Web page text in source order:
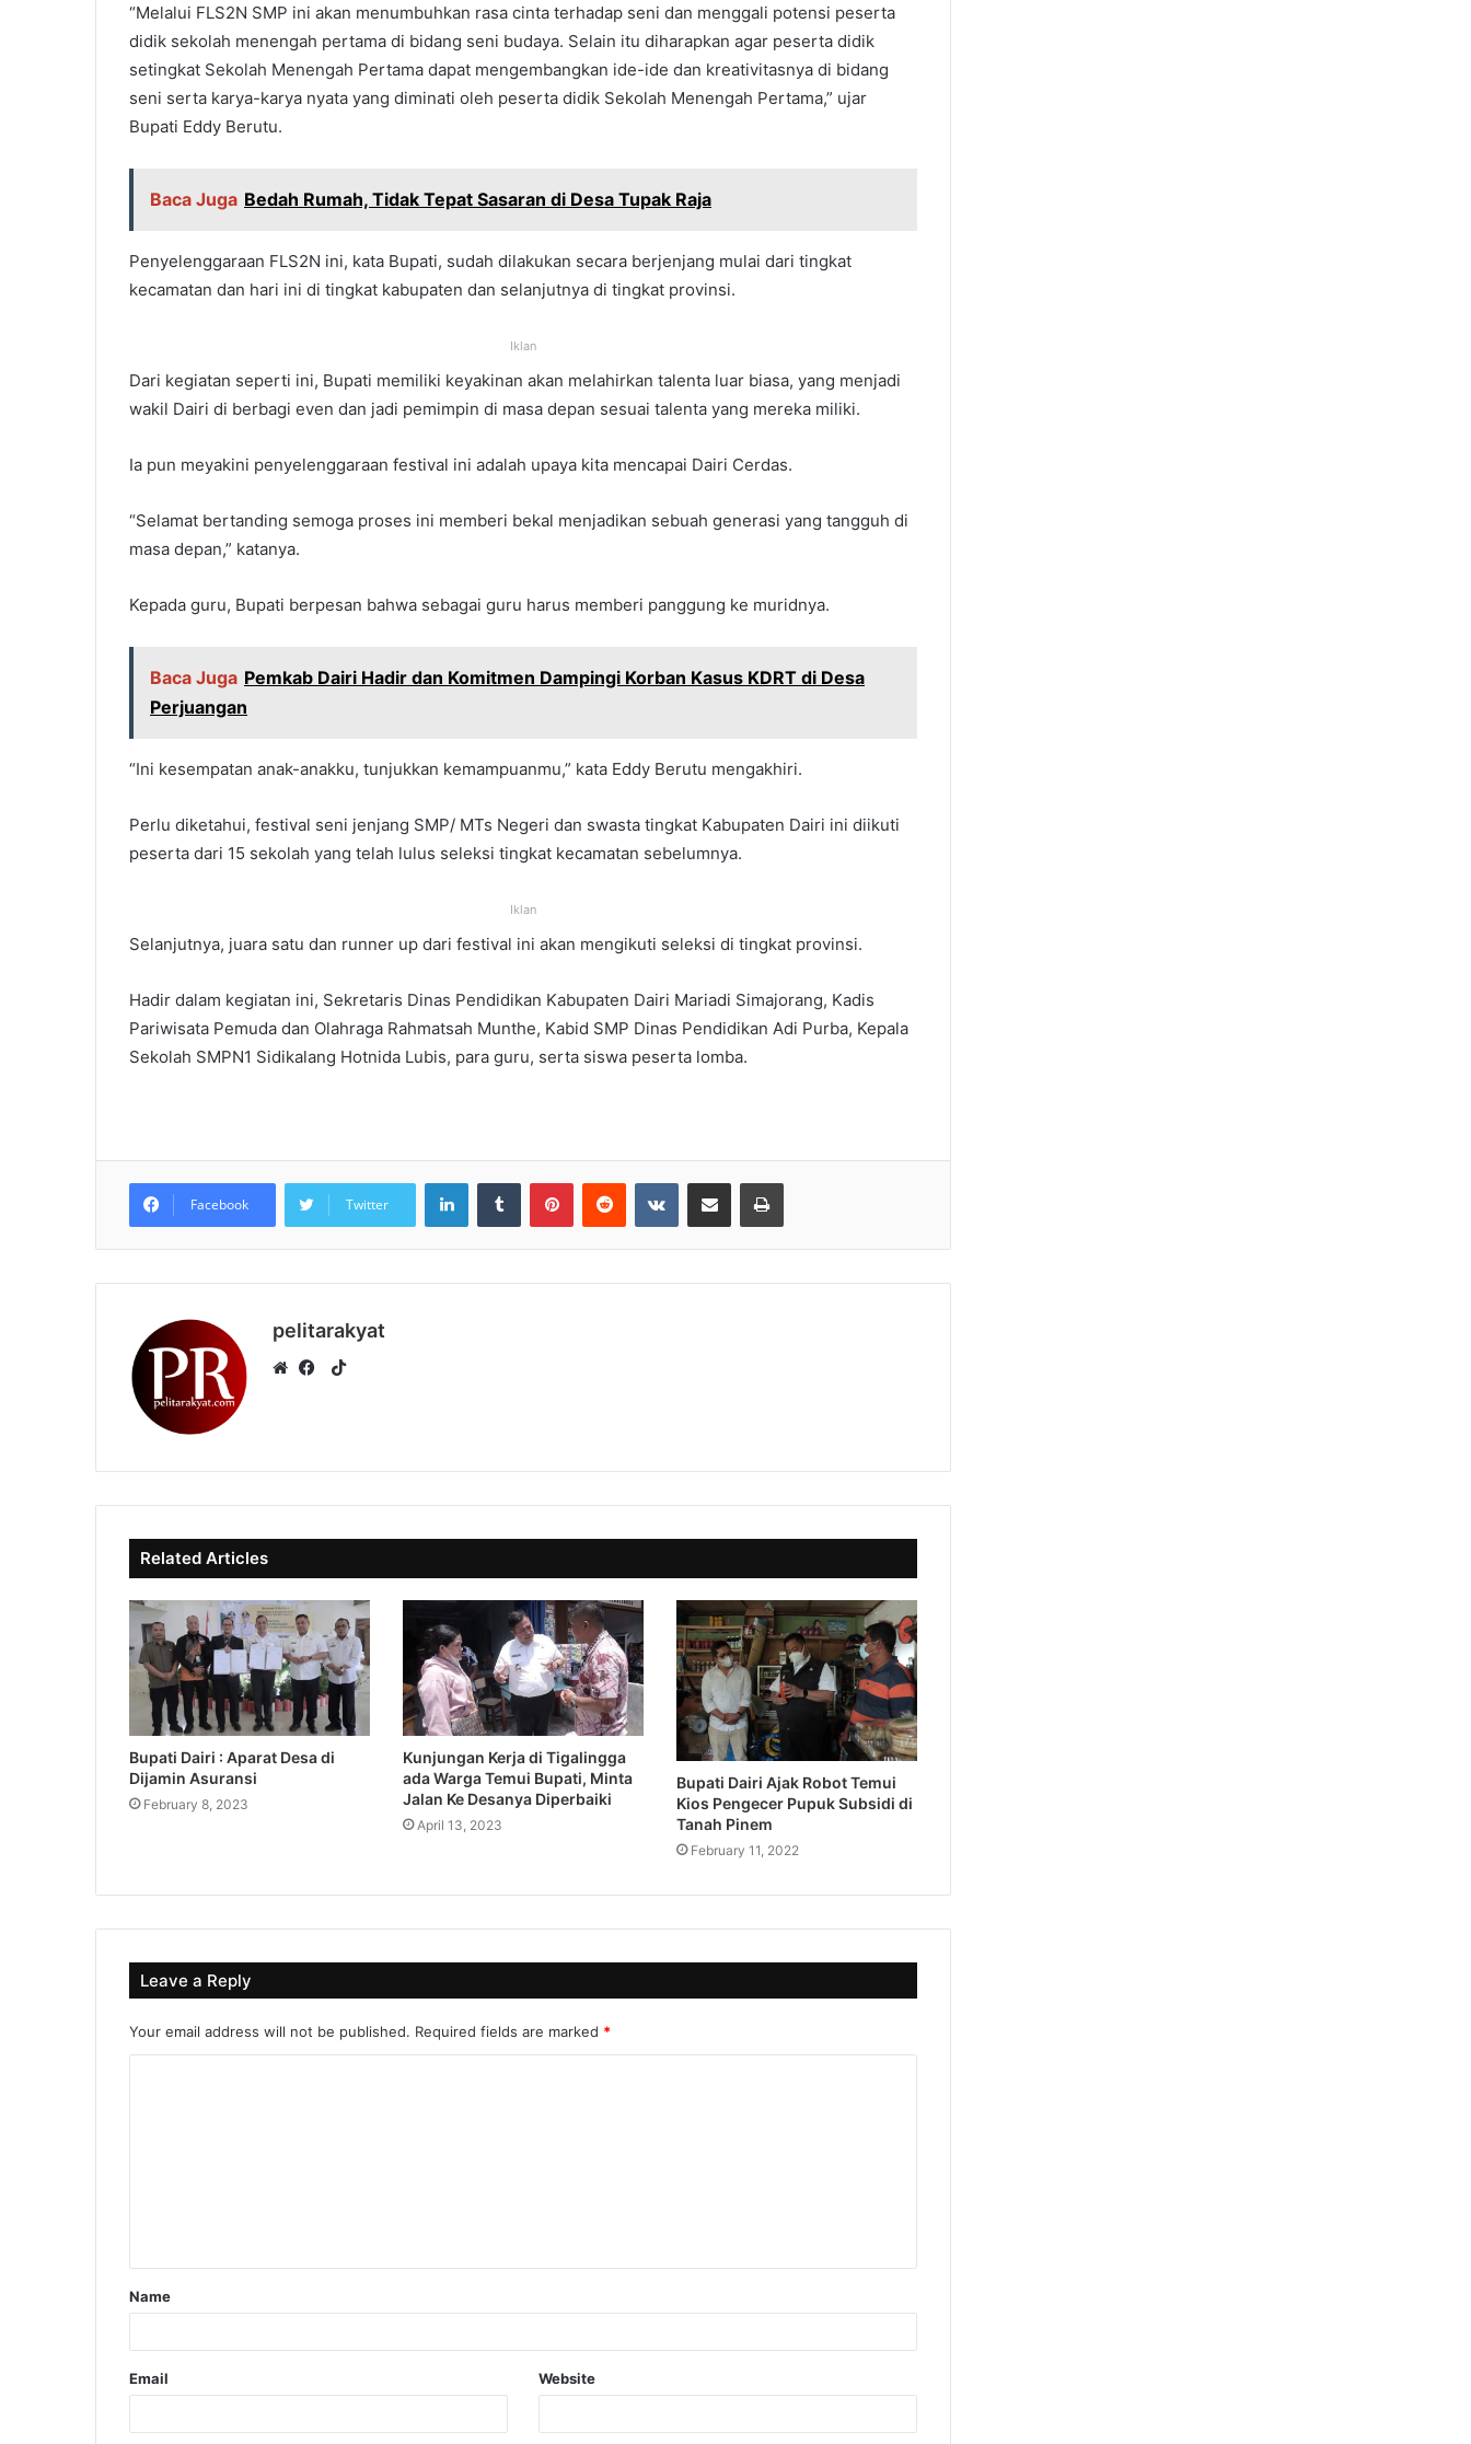
“Melalui FLS2N SMP ini akan menumbuhkan rasa cinta terhadap seni dan menggali potensi peserta
didik sekolah menengah pertama di bidang seni budaya. Selain itu diharapkan agar peserta didik
setingkat Sekolah Menengah Pertama dapat mengembangkan ide-ide dan kreativitasnya di bidang
seni serta karya-karya nyata yang diminati oleh peserta didik Sekolah Menengah Pertama,” ujar
Bupati Eddy Berutu.
Baca Juga Bedah Rumah, Tidak Tepat Sasaran di Desa Tupak Raja
Penyelenggaraan FLS2N ini, kata Bupati, sudah dilakukan secara berjenjang mulai dari tingkat
kecamatan dan hari ini di tingkat kabupaten dan selanjutnya di tingkat provinsi.
Iklan
Dari kegiatan seperti ini, Bupati memiliki keyakinan akan melahirkan talenta luar biasa, yang menjadi
wakil Dairi di berbagi even dan jadi pemimpin di masa depan sesuai talenta yang mereka miliki.
Ia pun meyakini penyelenggaraan festival ini adalah upaya kita mencapai Dairi Cerdas.
“Selamat bertanding semoga proses ini memberi bekal menjadikan sebuah generasi yang tangguh di
masa depan,” katanya.
Kepada guru, Bupati berpesan bahwa sebagai guru harus memberi panggung ke muridnya.
Baca Juga Pemkab Dairi Hadir dan Komitmen Dampingi Korban Kasus KDRT di Desa
Perjuangan
“Ini kesempatan anak-anakku, tunjukkan kemampuanmu,” kata Eddy Berutu mengakhiri.
Perlu diketahui, festival seni jenjang SMP/ MTs Negeri dan swasta tingkat Kabupaten Dairi ini diikuti
peserta dari 15 sekolah yang telah lulus seleksi tingkat kecamatan sebelumnya.
Iklan
Selanjutnya, juara satu dan runner up dari festival ini akan mengikuti seleksi di tingkat provinsi.
Hadir dalam kegiatan ini, Sekretaris Dinas Pendidikan Kabupaten Dairi Mariadi Simajorang, Kadis
Pariwisata Pemuda dan Olahraga Rahmatsah Munthe, Kabid SMP Dinas Pendidikan Adi Purba, Kepala
Sekolah SMPN1 Sidikalang Hotnida Lubis, para guru, serta siswa peserta lomba.
Facebook Twitter
pelitarakyat
s
i
e
b
k
T
o
Related Articles
Bupati Dairi : Aparat Desa di
Dijamin Asuransi
February 8, 2023
Kunjungan Kerja di Tigalingga
ada Warga Temui Bupati, Minta
Jalan Ke Desanya Diperbaiki
April 13, 2023
Bupati Dairi Ajak Robot Temui
Kios Pengecer Pupuk Subsidi di
Tanah Pinem
February 11, 2022
Leave a Reply
Your email address will not be published. Required fields are marked *
t
*
Name
Email Website